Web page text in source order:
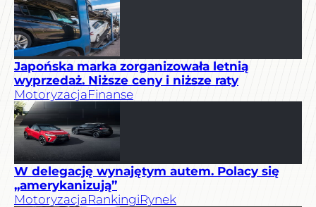
Japońska marka zorganizowała letnią
wyprzedaż. Niższe ceny i niższe raty
MotoryzacjaFinanse
W delegację wynajętym autem. Polacy się
„amerykanizują”
MotoryzacjaRankingiRynek